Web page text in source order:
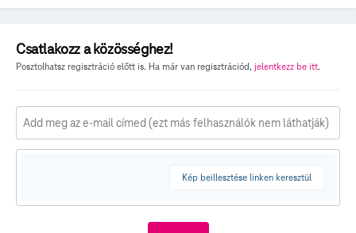
Csatlakozz a közösséghez!
Posztolhatsz regisztráció előtt is. Ha már van regisztrációd, jelentkezz be itt.
Kép beillesztése linken keresztül